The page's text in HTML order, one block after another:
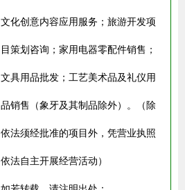
文化创意内容应用服务；旅游开发项
目策划咨询；家用电器零配件销售；
文具用品批发；工艺美术品及礼仪用
品销售（象牙及其制品除外）。（除
依法须经批准的项目外，凭营业执照
依法自主开展经营活动）